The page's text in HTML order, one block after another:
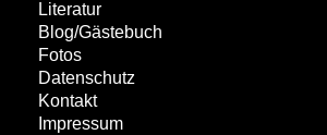
Literatur
Blog/Gästebuch
Fotos
Datenschutz
Kontakt
Impressum